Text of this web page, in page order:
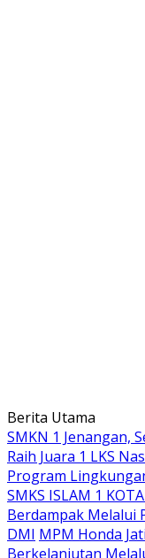
Langsung
ke
konten
Berita Utama
SMKN 1 Jenangan,
Raih Juara 1 LKS
Program
SMKS ISLAM 1
Berdampak Melalui
DMI MPM Honda
Berkelanjutan